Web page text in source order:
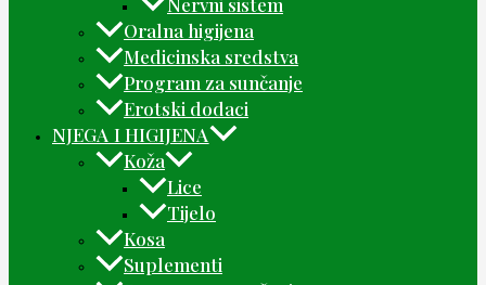
Nervni sistem
Oralna higijena
Medicinska sredstva
Program za sunčanje
Erotski dodaci
NJEGA I HIGIJENA
Koža
Lice
Tijelo
Kosa
Suplementi